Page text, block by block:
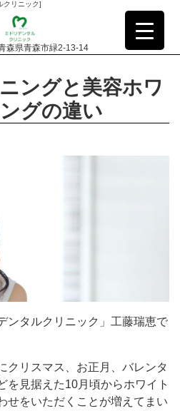
クリニック]
森県青森市緑2-13-14
ングと美容ホワ
グの違い
ンタルクリニック」工藤瑞恵で
クリスマス、お正月、バレンタ
を見据えた10月頃からホワイト
せをいただくことが増えてまい